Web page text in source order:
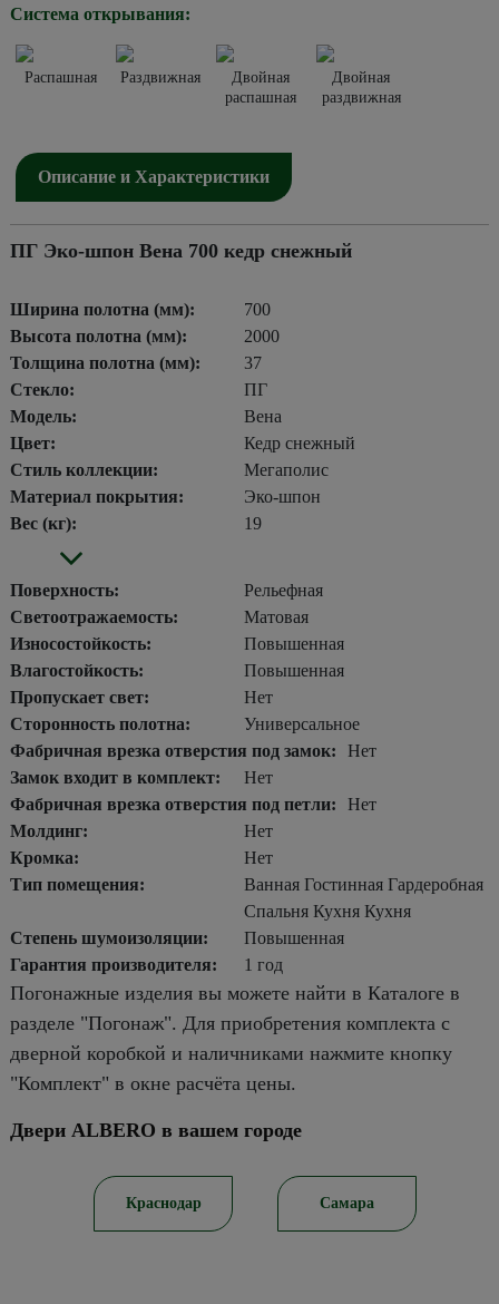
Система открывания:
Распашная Раздвижная
Двойная
распашная
Двойная
раздвижная
Описание и Характеристики
ПГ Эко-шпон Вена 700 кедр снежный
Ширина полотна (мм):
700
Высота полотна (мм):
2000
Толщина полотна (мм):
37
Стекло:
ПГ
Модель:
Вена
Цвет:
Кедр снежный
Стиль коллекции:
Мегаполис
Материал покрытия:
Эко-шпон
Вес (кг):
19
Поверхность:
Рельефная
Светоотражаемость:
Матовая
Износостойкость:
Повышенная
Влагостойкость:
Повышенная
Пропускает свет:
Нет
Сторонность полотна:
Универсальное
Фабричная врезка отверстия под замок:
Нет
Замок входит в комплект:
Нет
Фабричная врезка отверстия под петли:
Нет
Молдинг:
Нет
Кромка:
Нет
Тип помещения:
Ванная Гостинная Гардеробная
Спальня Кухня Кухня
Степень шумоизоляции:
Повышенная
Гарантия производителя:
1 год
Погонажные изделия вы можете найти в Каталоге в
разделе "Погонаж". Для приобретения комплекта с
дверной коробкой и наличниками нажмите кнопку
"Комплект" в окне расчёта цены.
Двери ALBERO в вашем городе
Краснодар Самара